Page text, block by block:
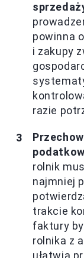
powinna
i zakupy
razie
rolnik
najmniej
trakcie
faktury
rolnika z
ułatwia